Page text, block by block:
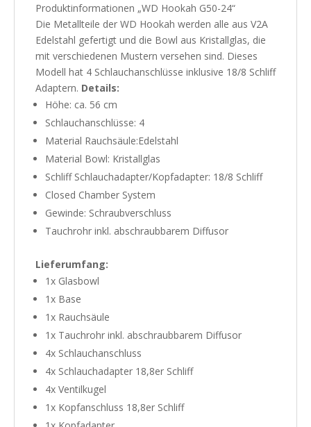
Produktinformationen „WD Hookah G50-24“
Die Metallteile der WD Hookah werden alle aus V2A
Edelstahl gefertigt und die Bowl aus Kristallglas, die
mit verschiedenen Mustern versehen sind. Dieses
Modell hat 4 Schlauchanschlüsse inklusive 18/8 Schliff
Adaptern. Details:
Höhe: ca. 56 cm
Schlauchanschlüsse: 4
Material Rauchsäule:Edelstahl
Material Bowl: Kristallglas
Schliff Schlauchadapter/Kopfadapter: 18/8 Schliff
Closed Chamber System
Gewinde: Schraubverschluss
Tauchrohr inkl. abschraubbarem Diffusor
Lieferumfang:
1x Glasbowl
1x Base
1x Rauchsäule
1x Tauchrohr inkl. abschraubbarem Diffusor
4x Schlauchanschluss
4x Schlauchadapter 18,8er Schliff
4x Ventilkugel
1x Kopfanschluss 18,8er Schliff